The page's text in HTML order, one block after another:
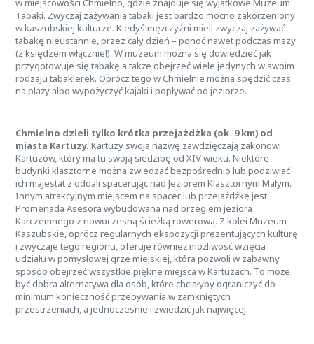
w miejscowości Chmielno, gdzie znajduje się wyjątkowe Muzeum
Tabaki. Zwyczaj zażywania tabaki jest bardzo mocno zakorzeniony
w kaszubskiej kulturze. Kiedyś mężczyźni mieli zwyczaj zażywać
tabakę nieustannie, przez cały dzień – ponoć nawet podczas mszy
(z księdzem włącznie!). W muzeum można się dowiedzieć jak
przygotowuje się tabakę a także obejrzeć wiele jedynych w swoim
rodzaju tabakierek. Oprócz tego w Chmielnie można spędzić czas
na plaży albo wypożyczyć kajaki i popływać po jeziorze.
Chmielno dzieli tylko krótka przejażdżka (ok. 9 km) od
miasta Kartuzy. Kartuzy swoją nazwę zawdzięczają zakonowi
Kartuzów, który ma tu swoją siedzibę od XIV wieku. Niektóre
budynki klasztorne można zwiedzać bezpośrednio lub podziwiać
ich majestat z oddali spacerując nad Jeziorem Klasztornym Małym.
Innym atrakcyjnym miejscem na spacer lub przejażdżkę jest
Promenada Asesora wybudowana nad brzegiem jeziora
Karczemnego z nowoczesną ścieżką rowerową. Z kolei Muzeum
Kaszubskie, oprócz regularnych ekspozycji prezentujących kulturę
i zwyczaje tego regionu, oferuje również możliwość wzięcia
udziału w pomysłowej grze miejskiej, która pozwoli w zabawny
sposób obejrzeć wszystkie piękne miejsca w Kartuzach. To może
być dobra alternatywa dla osób, które chciałyby ograniczyć do
minimum konieczność przebywania w zamkniętych
przestrzeniach, a jednocześnie i zwiedzić jak najwięcej.